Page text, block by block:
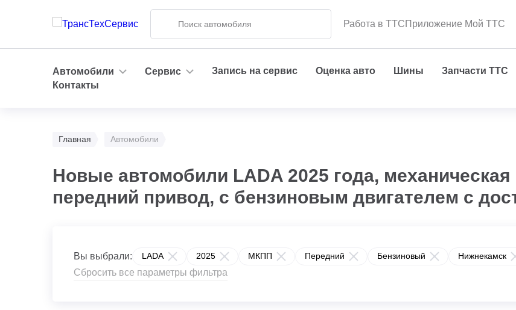
Работа в ТТСПриложение Мой ТТС
Автомобили Сервис Запись на сервис Оценка авто Шины Запчасти ТТС
Контакты
Главная Автомобили
Новые автомобили LADA 2025 года, механическая
передний привод, с бензиновым двигателем с
Вы выбрали: LADA 2025 МКПП Передний Бензиновый Нижнекамск
Сбросить все параметры фильтра